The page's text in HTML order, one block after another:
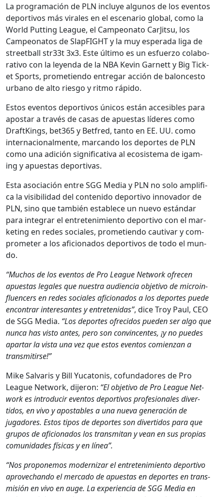
La pro­gra­mación de PLN incluye algunos de los even­tos
deportivos más virales en el esce­nario glob­al, como la
World Putting League, el Campe­ona­to Car­Jit­su, los
Campe­onatos de Slap­FIGHT y la muy esper­a­da liga de
street­ball str33t 3x3. Este últi­mo es un esfuer­zo colab­o­
ra­ti­vo con la leyen­da de la NBA Kevin Gar­nett y Big Tick­
et Sports, prome­tien­do entre­gar acción de balon­ces­to
urbano de alto ries­go y rit­mo rápi­do.
Estos even­tos deportivos úni­cos están acce­si­bles para
apos­tar a través de casas de apues­tas líderes como
DraftK­ings, bet365 y Bet­fred, tan­to en EE. UU. como
inter­na­cional­mente, mar­can­do los deportes de PLN
como una adi­ción sig­ni­fica­ti­va al eco­sis­tema de igam­
ing y apues­tas deporti­vas.
Esta aso­ciación entre SGG Media y PLN no solo ampli­fi­
ca la vis­i­bil­i­dad del con­tenido deporti­vo inno­vador de
PLN, sino que tam­bién establece un nue­vo están­dar
para inte­grar el entreten­imien­to deporti­vo con el mar­
ket­ing en redes sociales, prome­tien­do cau­ti­var y com­
pro­m­e­ter a los afi­ciona­dos deportivos de todo el mun­
do.
“Muchos de los even­tos de Pro League Net­work ofre­cen
apues­tas legales que nues­tra audi­en­cia obje­ti­vo de microin­
flu­encers en redes sociales afi­ciona­dos a los deportes puede
encon­trar intere­santes y entretenidas”, dice Troy Paul, CEO
de SGG Media. “Los deportes ofre­ci­dos pueden ser algo que
nun­ca has vis­to antes, pero son con­vin­centes, ¡y no puedes
apartar la vista una vez que estos even­tos comien­zan a
trans­mi­tirse!”
Mike Sal­varis y Bill Yuca­to­nis, cofun­dadores de Pro
League Net­work, dijeron: “El obje­ti­vo de Pro League Net­
work es intro­ducir even­tos deportivos pro­fe­sion­ales diver­
tidos, en vivo y apos­ta­bles a una nue­va gen­eración de
jugadores. Estos tipos de deportes son diver­tidos para que
gru­pos de afi­ciona­dos los trans­mi­tan y vean en sus propias
comu­nidades físi­cas y en línea”.
“Nos pro­ponemos mod­ern­izar el entreten­imien­to deporti­vo
aprovechan­do el mer­ca­do de apues­tas en deportes en trans­
misión en vivo en auge. La expe­ri­en­cia de SGG Media en